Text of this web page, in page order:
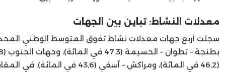
معدلات النشاط: تباين بين الجهات
(46,2 في المائة)، ومراكش – آسفي